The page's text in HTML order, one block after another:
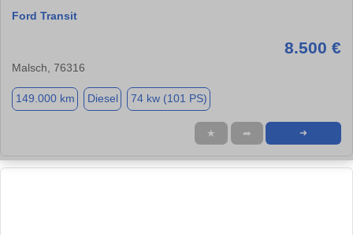
Ford Transit
8.500 €
Malsch, 76316
149.000 km Diesel 74 kw (101 PS)
★ ➦ ➜